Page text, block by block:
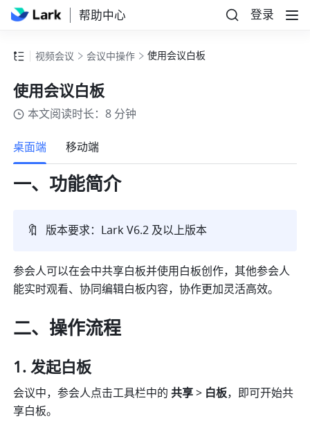
帮助中心 登录
视频会议 会议中操作 使用会议白板
使用会议白板
本文阅读时长：8 分钟
桌面端
移动端
一、功能简介
🔖 版本要求：Lark V6.2 及以上版本
参会人可以在会中共享白板并使用白板创作，其他参会人
能实时观看、协同编辑白板内容，协作更加灵活高效。
二、操作流程
发起白板
会议中，参会人点击工具栏中的 共享 > 白板，即可开始共
享白板。